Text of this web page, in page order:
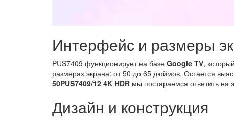
Интерфейс и размеры
PUS7409 функционирует на базе Google TV,
размерах экрана: от 50 до 65 дюймов. Остается
50PUS7409/12 4K HDR мы постараемся ответить на
Дизайн и конструкция